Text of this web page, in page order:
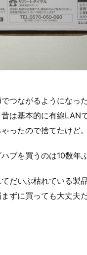
つながるようになっ
は基本的に有線LAN
ったので捨てたけど。
ブを買うのは10数年
だいぶ枯れている製
ずに買っても大丈夫